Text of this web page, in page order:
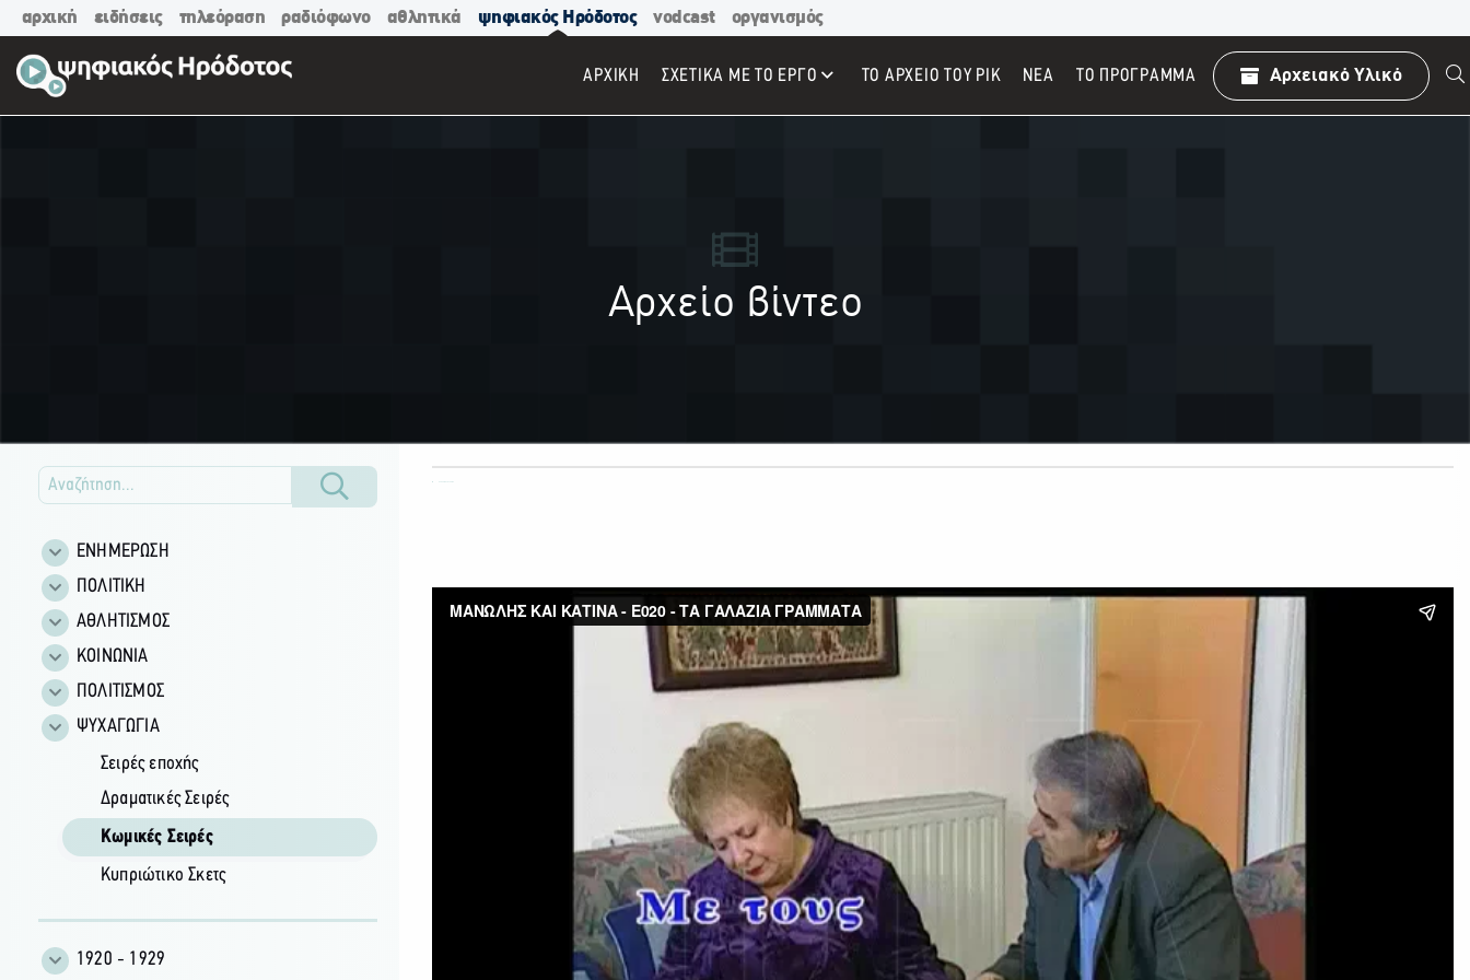
αρχική ειδήσεις τηλεόραση ραδιόφωνο αθλητικά ψηφιακός Ηρόδοτος vodcast οργανισμός
ΑΡΧΙΚΉ ΣΧΕΤΙΚΑ ΜΕ ΤΟ ΕΡΓΟ ΤΟ ΑΡΧΕΙΟ ΤΟΥ ΡΙΚ ΝΕΑ TO ΠΡΌΓΡΑΜΜΑ Αρχειακό Υλικό
Αρχείο βίντεο
ΕΝΗΜΕΡΩΣΗ
ΠΟΛΙΤΙΚΗ
ΑΘΛΗΤΙΣΜΟΣ
ΚΟΙΝΩΝΙΑ
ΠΟΛΙΤΙΣΜΟΣ
ΨΥΧΑΓΩΓΙΑ
Σειρές εποχής
Δραματικές Σειρές
Κωμικές Σειρές
Κυπριώτικο Σκετς
1920 - 1929